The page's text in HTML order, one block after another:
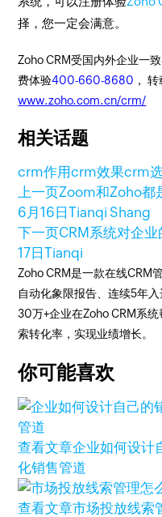
择，您一定会满意。
Zoho CRM受国内外企业一
费体验400-660-8680 ，
www.zoho.com.cn/crm/
相关话题
crm作用crm效果crm
上一页Zoom和Zoho都
6月16日Tianqi Shang
下一页CRM系统对企
17日Tianqi
Zoho CRM是一款在线CRM
自动化象限报告、连续5年
30万+企业在Zoho CRM系
索转化率，实现业绩增长。
你可能喜欢
查看文章企业如何设计
化销售管道
查看文章市场投放线索